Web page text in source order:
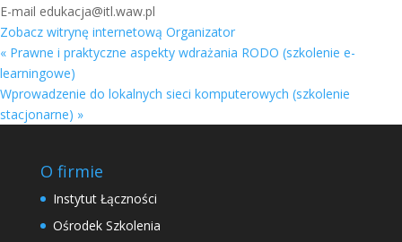
E-mail edukacja@itl.waw.pl
Zobacz witrynę internetową Organizator
« Prawne i praktyczne aspekty wdrażania RODO (szkolenie e-
learningowe)
Wprowadzenie do lokalnych sieci komputerowych (szkolenie
stacjonarne) »
O firmie
Instytut Łączności
Ośrodek Szkolenia